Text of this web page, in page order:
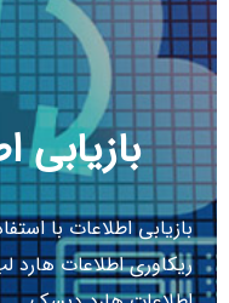
بازیابی
ریکاوری اطلاعات هارد